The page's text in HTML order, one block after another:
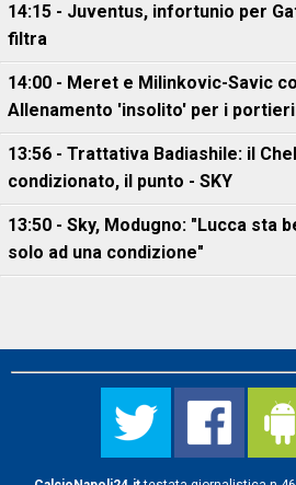
14:15 - Juventus, infortunio per
filtra
14:00 - Meret e Milinkovic-Savic
Allenamento 'insolito' per i portieri
13:56 - Trattativa Badiashile: il
condizionato, il punto - SKY
13:50 - Sky, Modugno: "Lucca sta
solo ad una condizione"